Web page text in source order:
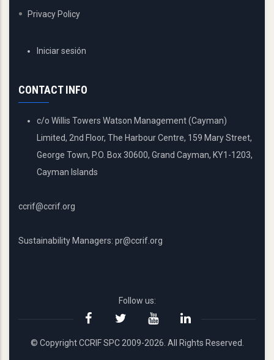
Privacy Policy
USERIniciar sesión
CONTACT INFO
c/o Willis Towers Watson Management (Cayman)
Limited, 2nd Floor, The Harbour Centre, 159 Mary Street,
George Town, P.O. Box 30600, Grand Cayman, KY1-1203,
Cayman Islands
ccrif@ccrif.org
Sustainability Managers: pr@ccrif.org
Follow us:
© Copyright CCRIF SPC 2009-2026. All Rights Reserved.